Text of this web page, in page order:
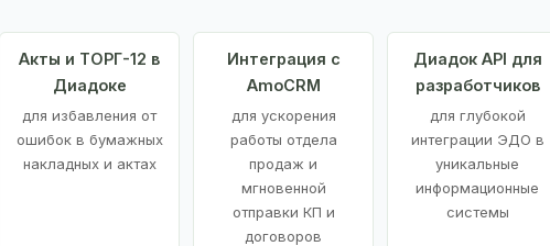
Акты и ТОРГ-12 в
Диадоке
для избавления от
ошибок в бумажных
накладных и актах
Интеграция с
AmoCRM
для ускорения
работы отдела
продаж и
мгновенной
отправки КП и
договоров
Диадок API для
разработчиков
для глубокой
интеграции ЭДО в
уникальные
информационные
системы